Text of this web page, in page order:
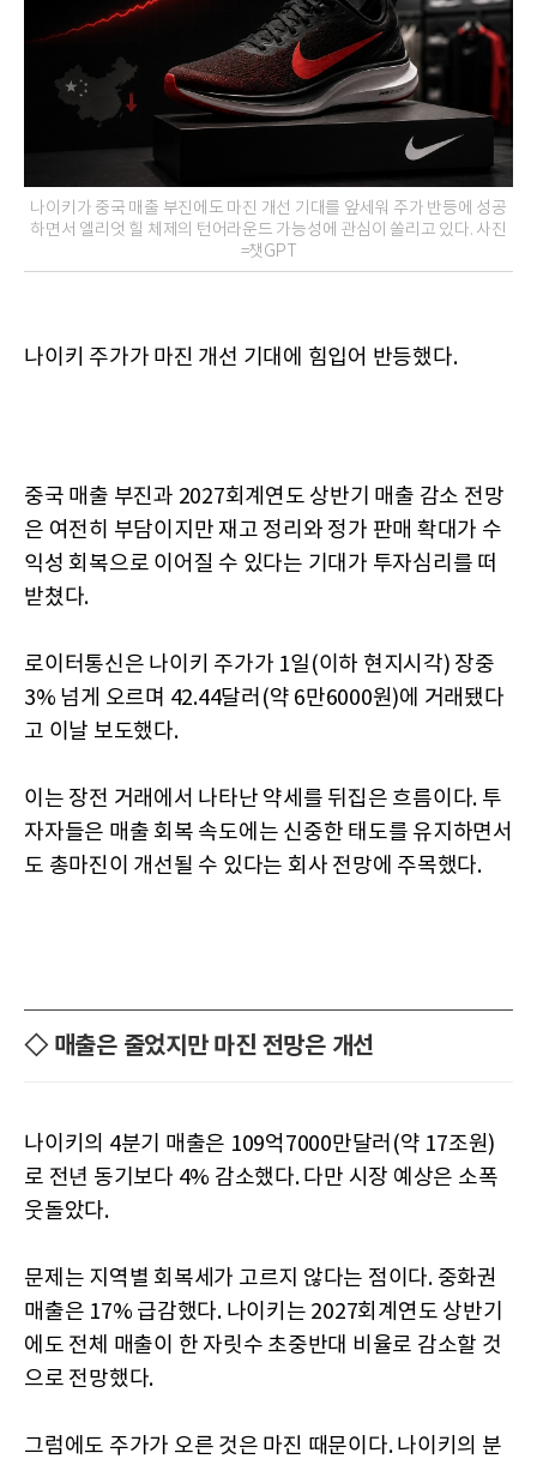
나이키가 중국 매출 부진에도 마진 개선 기대를 앞세워 주가 반등에 성공
하면서 엘리엇 힐 체제의 턴어라운드 가능성에 관심이 쏠리고 있다. 사진
=챗GPT
나이키 주가가 마진 개선 기대에 힘입어 반등했다.
중국 매출 부진과 2027회계연도 상반기 매출 감소 전망
은 여전히 부담이지만 재고 정리와 정가 판매 확대가 수
익성 회복으로 이어질 수 있다는 기대가 투자심리를 떠
받쳤다.
로이터통신은 나이키 주가가 1일(이하 현지시각) 장중
3% 넘게 오르며 42.44달러(약 6만6000원)에 거래됐다
고 이날 보도했다.
이는 장전 거래에서 나타난 약세를 뒤집은 흐름이다. 투
자자들은 매출 회복 속도에는 신중한 태도를 유지하면서
도 총마진이 개선될 수 있다는 회사 전망에 주목했다.
◇ 매출은 줄었지만 마진 전망은 개선
나이키의 4분기 매출은 109억7000만달러(약 17조원)
로 전년 동기보다 4% 감소했다. 다만 시장 예상은 소폭
웃돌았다.
문제는 지역별 회복세가 고르지 않다는 점이다. 중화권
매출은 17% 급감했다. 나이키는 2027회계연도 상반기
에도 전체 매출이 한 자릿수 초중반대 비율로 감소할 것
으로 전망했다.
그럼에도 주가가 오른 것은 마진 때문이다. 나이키의 분